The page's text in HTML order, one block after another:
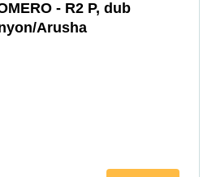
- R2 P, dub
Arusha